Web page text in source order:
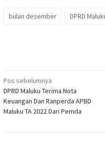
bulan desember DPRD
Navigasi
pos
Pos sebelumnya
DPRD Maluku Terima Nota
Keuangan Dan Ranperda APBD
Maluku TA 2022 Dari Pemda